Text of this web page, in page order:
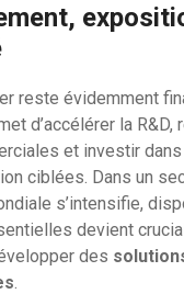
reste évidemment
d’accélérer la R&D,
et investir
ciblées. Dans un
s’intensifie,
devient
des